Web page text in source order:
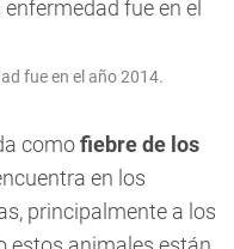
fue en el año 2014.
comofiebre de los
en los
principalmente a los